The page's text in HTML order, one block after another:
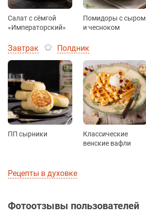
Салат с сёмгой
«Императорский»
Помидоры с сыром
и чесноком
Завтрак Полдник
ПП сырники
Классические
венские вафли
Рецепты в духовке
Фотоотзывы пользователей